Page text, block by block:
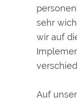
sehr
wir auf
Auf